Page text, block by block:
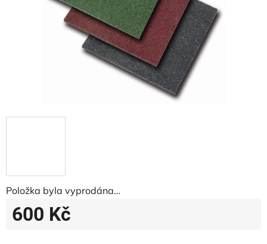
Položka byla vyprodána…
600 Kč